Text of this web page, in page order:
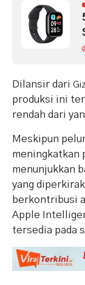
Dilansir dari
produksi ini
rendah dari
Meskipun
meningkatkan
menunjukkan
yang
berkontribusi
Apple
tersedia pada